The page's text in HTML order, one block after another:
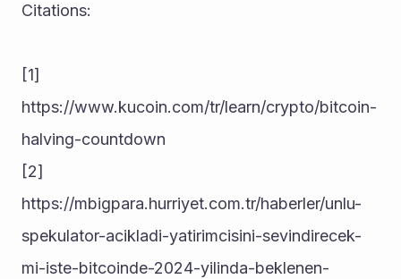
Citations:
[1]
https://www.kucoin.com/tr/learn/crypto/bitcoin-
halving-countdown
[2]
https://mbigpara.hurriyet.com.tr/haberler/unlu-
spekulator-acikladi-yatirimcisini-sevindirecek-
mi-iste-bitcoinde-2024-yilinda-beklenen-